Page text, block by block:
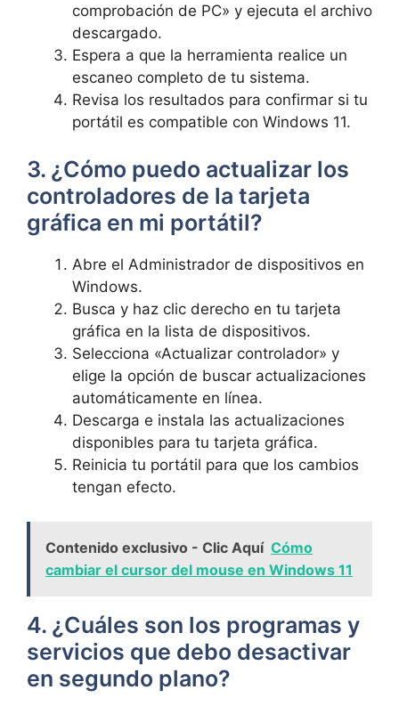
comprobación de⁤ PC» y ejecuta el⁤ archivo
descargado.
Espera a que la herramienta realice un ​
escaneo completo de tu sistema.
Revisa los resultados para confirmar si tu
portátil es compatible con Windows 11.
3. ¿Cómo puedo actualizar ‌los
controladores de la tarjeta
gráfica en mi portátil?
Abre el Administrador de dispositivos en
Windows.
Busca y haz clic derecho en tu tarjeta
gráfica en la ⁤lista de dispositivos.
Selecciona «Actualizar controlador» y
elige la opción de buscar actualizaciones
automáticamente en línea.
Descarga e instala las actualizaciones
disponibles para tu tarjeta gráfica.
Reinicia ⁣tu portátil para que los cambios
tengan efecto.
Contenido exclusivo - Clic Aquí Cómo
cambiar el cursor del mouse en Windows 11
4. ¿Cuáles son los programas y
servicios que debo desactivar
en segundo plano?